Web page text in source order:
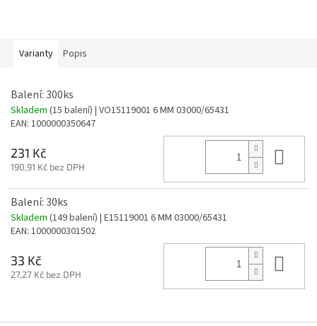
Varianty Popis
Balení: 300ks
Skladem (15 balení) | VO15119001 6 MM 03000/65431
EAN: 1000000350647
231 Kč
190,91 Kč bez DPH
Balení: 30ks
Skladem (149 balení) | E15119001 6 MM 03000/65431
EAN: 1000000301502
33 Kč
27,27 Kč bez DPH